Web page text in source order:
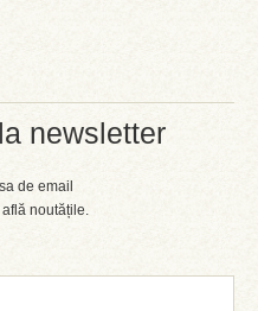
newsletter
de email
noutățile.